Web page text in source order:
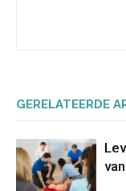
GERELATEERDE